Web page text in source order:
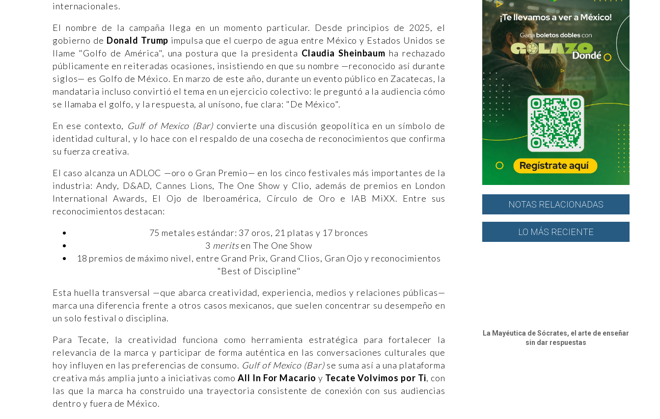
internacionales.
El nombre de la campaña llega en un momento particular. Desde principios de 2025, el
gobierno de Donald Trump impulsa que el cuerpo de agua entre México y Estados Unidos se
llame "Golfo de América", una postura que la presidenta Claudia Sheinbaum ha rechazado
públicamente en reiteradas ocasiones, insistiendo en que su nombre —reconocido así durante
siglos— es Golfo de México. En marzo de este año, durante un evento público en Zacatecas, la
mandataria incluso convirtió el tema en un ejercicio colectivo: le preguntó a la audiencia cómo
se llamaba el golfo, y la respuesta, al unísono, fue clara: "De México".
En ese contexto, Gulf of Mexico (Bar) convierte una discusión geopolítica en un símbolo de
identidad cultural, y lo hace con el respaldo de una cosecha de reconocimientos que confirma
su fuerza creativa.
El caso alcanza un ADLOC —oro o Gran Premio— en los cinco festivales más importantes de la
industria: Andy, D&AD, Cannes Lions, The One Show y Clio, además de premios en London
International Awards, El Ojo de Iberoamérica, Círculo de Oro e IAB MiXX. Entre sus
reconocimientos destacan:
75 metales estándar: 37 oros, 21 platas y 17 bronces
3 meritsen The One Show
18 premios de máximo nivel, entre Grand Prix, Grand Clios, Gran Ojo y reconocimientos
"Best of Discipline"
Esta huella transversal —que abarca creatividad, experiencia, medios y relaciones públicas—
marca una diferencia frente a otros casos mexicanos, que suelen concentrar su desempeño en
un solo festival o disciplina.
Para Tecate, la creatividad funciona como herramienta estratégica para fortalecer la
relevancia de la marca y participar de forma auténtica en las conversaciones culturales que
hoy influyen en las preferencias de consumo. Gulf of Mexico (Bar)se suma así a una plataforma
creativa más amplia junto a iniciativas como All In For Macario y Tecate Volvimos por Ti, con
las que la marca ha construido una trayectoria consistente de conexión con sus audiencias
dentro y fuera de México.
NOTAS RELACIONADAS
LO MÁS RECIENTE
La Mayéutica de Sócrates, el arte de enseñar
sin dar respuestas